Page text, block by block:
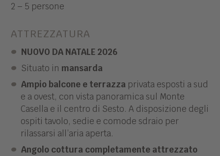
2 – 5 persone
ATTREZZATURA
NUOVO DA NATALE 2026
Situato in mansarda
Ampio balcone e terrazza privata esposti a sud
e a ovest, con vista panoramica sul Monte
Casella e il centro di Sesto. A disposizione degli
ospiti tavolo, sedie e comode sdraio per
rilassarsi all’aria aperta.
Angolo cottura completamente attrezzato